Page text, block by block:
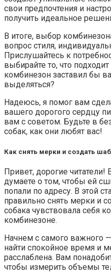
свои предпочтения и
получить идеальное
В итоге, выбор
вопрос стиля,
Прислушайтесь к
выбирайте то, что
комбинезон заставил бы
выделяться?
Надеюсь, я помог вам
вашего дорогого сердцу
вам с советом. Будьте в
собак, как они любят вас!
Как снять мерки и создать
Привет, дорогие читатели!
думаете о том, чтобы ей
попали по адресу. В этой
правильно снять мерки и
собака чувствовала себя
комбинезоне.
Начнем с самого важного
найти спокойное время и
расслаблена. Вам
чтобы измерить объемы